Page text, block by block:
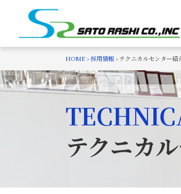
content
HOME › 採用情報 › テクニカルセンター紹
テクニカ